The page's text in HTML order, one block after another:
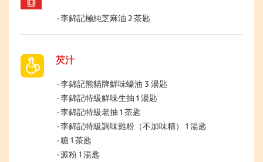
李錦記極純芝麻油 2 茶匙
芡汁
李錦記熊貓牌鮮味蠔油 3 湯匙
李錦記特級鮮味生抽 1 湯匙
李錦記特級老抽 1 茶匙
李錦記特級調味雞粉（不加味精） 1 湯匙
糖 1 茶匙
澱粉 1 湯匙